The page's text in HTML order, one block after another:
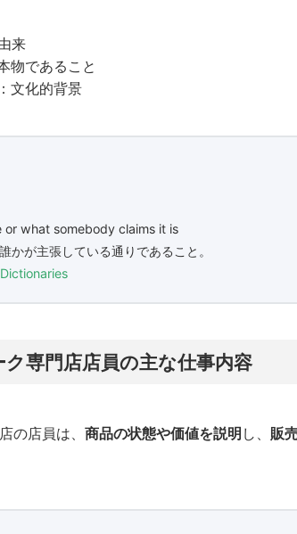
来
物であること
：文化的背景
what somebody claims it is
かが主張している通りであること。
専門店店員の主な仕事内容
の店員は、 商品の状態や価値を説明 し、 販